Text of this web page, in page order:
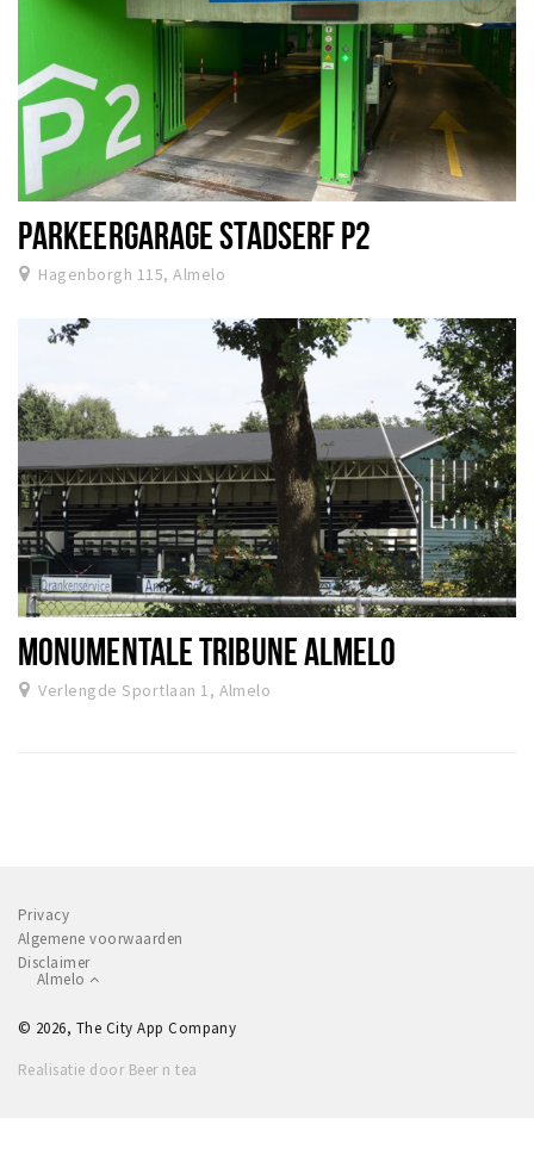
PARKEERGARAGE STADSERF P2
Hagenborgh 115, Almelo
MONUMENTALE TRIBUNE ALMELO
Verlengde Sportlaan 1, Almelo
Privacy
Algemene voorwaarden
Disclaimer
Almelo
© 2026, The City App Company
Realisatie door Beer n tea